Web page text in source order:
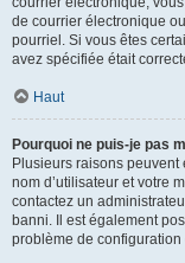
de courrier électronique
pourriel. Si vous êtes
avez spécifiée était
Haut
Pourquoi ne puis-je pas
Plusieurs raisons peuvent
nom d’utilisateur et votre
contactez un
banni. Il est également
problème de configuration